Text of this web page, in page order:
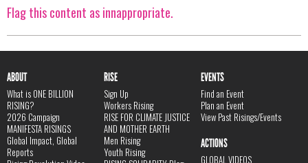
Flag this content as innappropriate.
ABOUT
What is ONE BILLION
RISING?
2026 Campaign
MANIFESTA RISINGS
Global Impact, Global
Reports
RISE
Sign Up
Workers Rising
RISE FOR CLIMATE JUSTICE
AND MOTHER EARTH
Men Rising
Youth Rising
EVENTS
Find an Event
Plan an Event
View Past Risings/Events
ACTIONS
GLOBAL VIDEOS